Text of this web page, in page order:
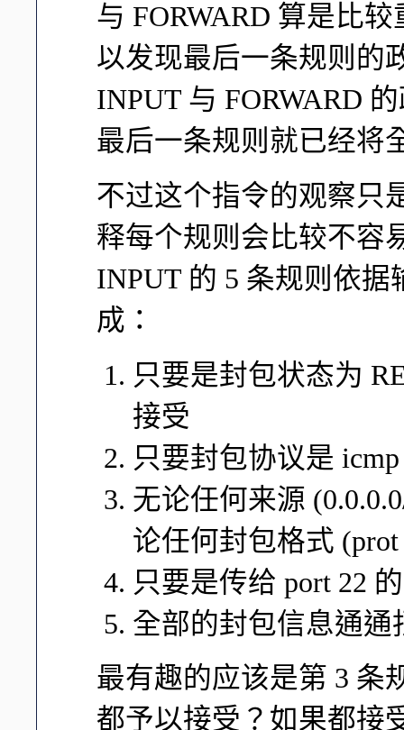
与 FORWARD 算是比
以发现最后一条规则的
INPUT 与 FORWARD
最后一条规则就已经将
不过这个指令的观察只
释每个规则会比较不容
INPUT 的 5 条规则依
成：
只要是封包状态为
接受
只要封包协议是
无论任何来源
论任何封包格式
只要是传给 port 22
全部的封包信息通通
最有趣的应该是第 3 条
都予以接受？如果都接